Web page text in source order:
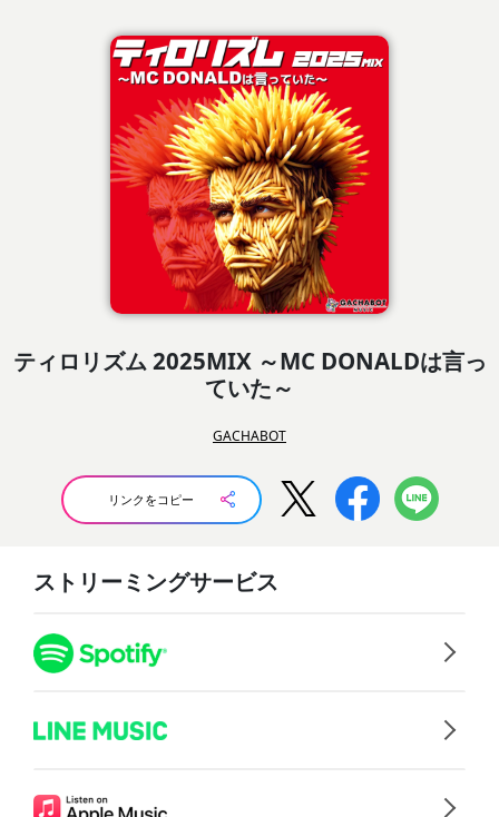
ティロリズム 2025MIX ～MC DONALDは言っ
ていた～
GACHABOT
リンクをコピー
ストリーミングサービス